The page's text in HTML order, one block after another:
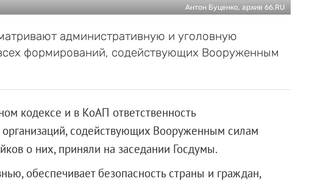
Антон Буценко, архив 66.RU
административную и уголовную
формирований, содействующих Вооруженным
кодексе и в КоАП ответственность
содействующих Вооруженным силам
о них, приняли на заседании Госдумы.
обеспечивает безопасность страны и граждан,